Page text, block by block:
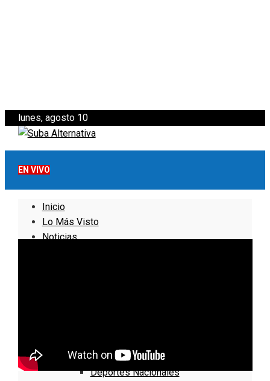
lunes, agosto 10
EN VIVO
Inicio
Lo Más Visto
Noticias
Deportes Locales
Deportes Nacionales